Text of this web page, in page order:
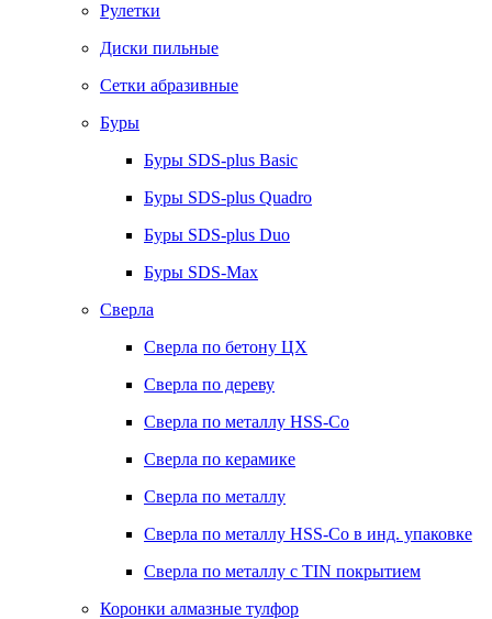
Рулетки
Диски пильные
Сетки абразивные
Буры
Буры SDS-plus Basic
Буры SDS-plus Quadro
Буры SDS-plus Duo
Буры SDS-Max
Сверла
Сверла по бетону ЦХ
Сверла по дереву
Сверла по металлу HSS-Co
Сверла по керамике
Сверла по металлу
Сверла по металлу HSS-Co в инд. упаковке
Сверла по металлу с TIN покрытием
Коронки алмазные тулфор